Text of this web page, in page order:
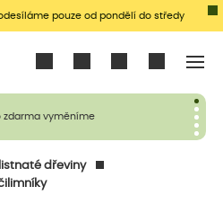
pouze od pondělí do středy
zdarma vyměníme
listnaté dřeviny